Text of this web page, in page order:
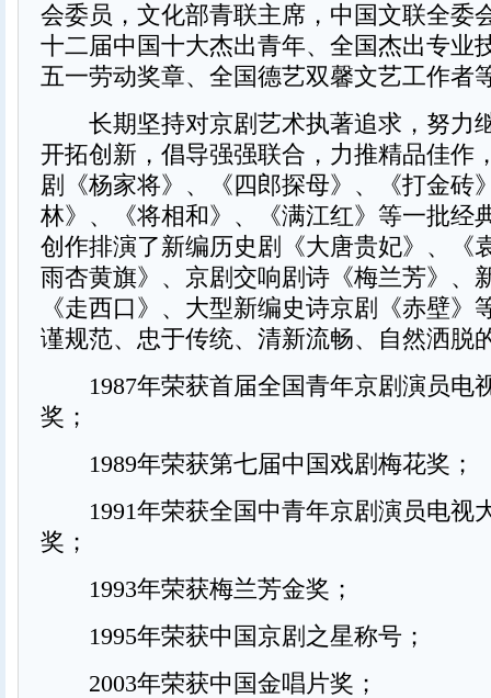
会委员，文化部青联主席，中国文联全委
十二届中国十大杰出青年、全国杰出专业
五一劳动奖章、全国德艺双馨文艺工作者
长期坚持对京剧艺术执著追求，努力
开拓创新，倡导强强联合，力推精品佳作
剧《杨家将》、《四郎探母》、《打金砖
林》、《将相和》、《满江红》等一批经
创作排演了新编历史剧《大唐贵妃》、《
雨杏黄旗》、京剧交响剧诗《梅兰芳》、
《走西口》、大型新编史诗京剧《赤壁》
谨规范、忠于传统、清新流畅、自然洒脱
1987年荣获首届全国青年京剧演员电
奖；
1989年荣获第七届中国戏剧梅花奖；
1991年荣获全国中青年京剧演员电视
奖；
1993年荣获梅兰芳金奖；
1995年荣获中国京剧之星称号；
2003年荣获中国金唱片奖；